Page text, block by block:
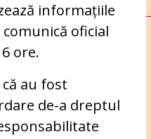
informațiile
oficial
ore.
au fost
de-a dreptul